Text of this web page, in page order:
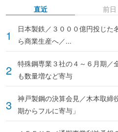
直近
日本製鉄／３０００億円投じた
ら商業生産へ／...
特殊鋼専業３社の４～６月期／
も数量増など寄与
神戸製鋼の決算会見／木本取締
期からフルに寄与」
前日